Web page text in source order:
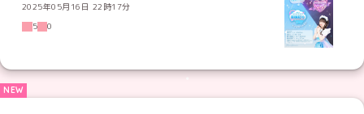
2025年05月16日 22時17分
5
0